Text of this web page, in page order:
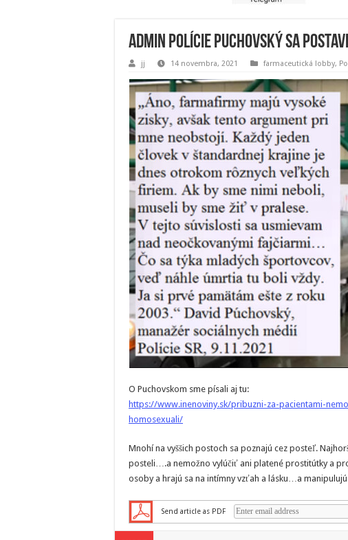
Admin polície Puchovský sa
jj 14 novembra, 2021 farmaceutická lobby,
O Puchovskom sme písali aj tu:
https://www.inenoviny.sk/pribuzni-za-pacientami-
homosexuali/
Mnohí na vyššich postoch sa poznajú cez posteľ.
posteli….a nemožno vylúčiť ani platené prostitútky a
osoby a hrajú sa na intímny vzťah a lásku…a
Send article as PDF